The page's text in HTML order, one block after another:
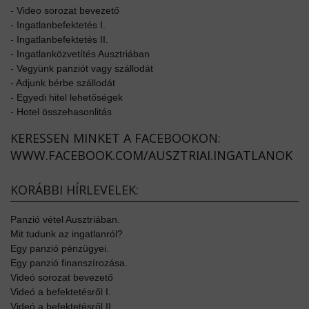
- Video sorozat bevezető
- Ingatlanbefektetés I.
- Ingatlanbefektetés II.
- Ingatlanközvetítés Ausztriában
- Vegyünk panziót vagy szállodát
- Adjunk bérbe szállodát
- Egyedi hitel lehetőségek
- Hotel összehasonlitás
KERESSEN MINKET A FACEBOOKON:
WWW.FACEBOOK.COM/AUSZTRIAI.INGATLANOK
KORÁBBI HÍRLEVELEK:
Panzió vétel Ausztriában.
Mit tudunk az ingatlanról?
Egy panzió pénzügyei.
Egy panzió finanszírozása.
Videó sorozat bevezető
Videó a befektetésről I.
Videó a befektetésről II.